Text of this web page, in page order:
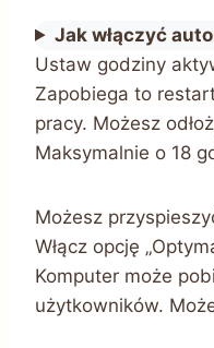
Jak włączyć
Ustaw godziny
Zapobiega to
pracy. Możesz
Maksymalnie o 18
Możesz
Włącz opcję
Komputer może
użytkowników.